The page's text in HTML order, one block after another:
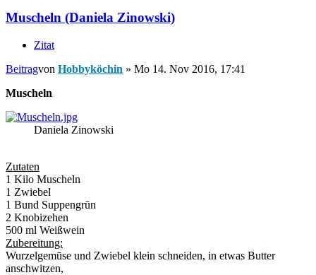
Muscheln (Daniela Zinowski)
Zitat
Beitragvon Hobbyköchin » Mo 14. Nov 2016, 17:41
Muscheln
Daniela Zinowski
Zutaten
1 Kilo Muscheln
1 Zwiebel
1 Bund Suppengrūn
2 Knobizehen
500 ml Weißwein
Zubereitung:
Wurzelgemūse und Zwiebel klein schneiden, in etwas Butter
anschwitzen,